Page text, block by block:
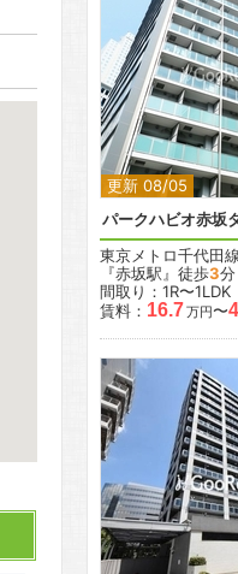
更新 08/05
2
パークハビオ赤坂
東京メトロ千代田線
『赤坂駅』徒歩3分
間取り：1R〜1LDK
賃料： 16.7万円〜
2